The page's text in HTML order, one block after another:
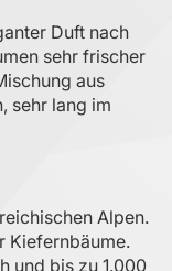
Duft nach
sehr frischer
aus
sehr lang im
Alpen.
Kiefernbäume.
und bis zu 1.000